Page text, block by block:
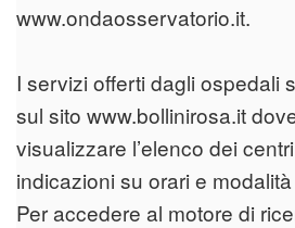
www.ondaosservatorio.it.
I servizi offerti dagli ospedali
sul sito www.bollinirosa.it
visualizzare l’elenco dei
indicazioni su orari e
Per accedere al motore di